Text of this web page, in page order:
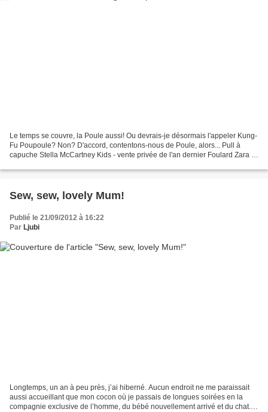
Le temps se couvre, la Poule aussi! Ou devrais-je désormais l'appeler Kung-
Fu Poupoule? Non? D'accord, contentons-nous de Poule, alors... Pull à
capuche Stella McCartney Kids - vente privée de l'an dernier Foulard Zara -
Sew, sew, lovely Mum!
Publié le 21/09/2012 à 16:22
Par Ljubi
Longtemps, un an à peu près, j’ai hiberné. Aucun endroit ne me paraissait
aussi accueillant que mon cocon où je passais de longues soirées en la
compagnie exclusive de l’homme, du bébé nouvellement arrivé et du chat.